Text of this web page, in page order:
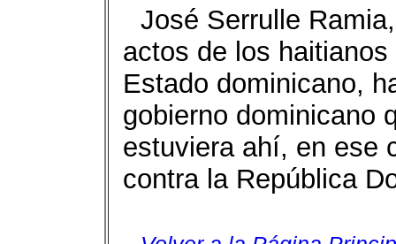
José Serrulle
actos de los
Estado dominicano,
gobierno dominicano
estuviera ahí, en ese
contra la República